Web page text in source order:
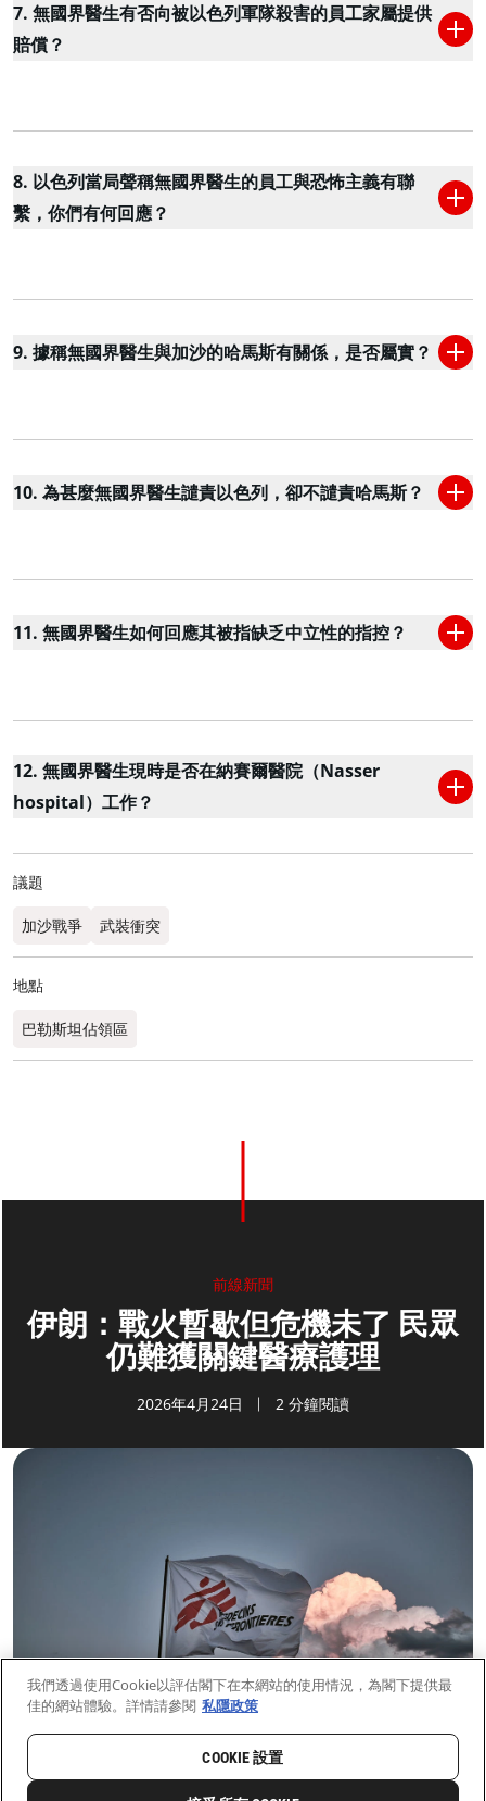
7. 無國界醫生有否向被以色列軍隊殺害的員工家屬提供
賠償？
8. 以色列當局聲稱無國界醫生的員工與恐怖主義有聯
繫，你們有何回應？
9. 據稱無國界醫生與加沙的哈馬斯有關係，是否屬實？
10. 為甚麼無國界醫生譴責以色列，卻不譴責哈馬斯？
11. 無國界醫生如何回應其被指缺乏中立性的指控？
12. 無國界醫生現時是否在納賽爾醫院（Nasser
hospital）工作？
議題
加沙戰爭 武裝衝突
地點
巴勒斯坦佔領區
前線新聞
伊朗：戰火暫歇但危機未了 民眾
仍難獲關鍵醫療護理
2026年4月24日 2 分鐘閱讀
首頁最新動向前線新聞與故事
我們透過使用Cookie以評估閣下在本網站的使用情況，為閣下提供最
佳的網站體驗。詳情請參閱 私隱政策
COOKIE 設置